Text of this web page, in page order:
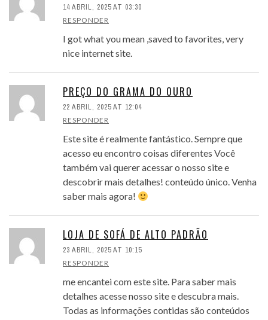
14 ABRIL, 2025 AT 03:30
RESPONDER
I got what you mean ,saved to favorites, very
nice internet site.
PREÇO DO GRAMA DO OURO
22 ABRIL, 2025 AT 12:04
RESPONDER
Este site é realmente fantástico. Sempre que
acesso eu encontro coisas diferentes Você
também vai querer acessar o nosso site e
descobrir mais detalhes! conteúdo único. Venha
saber mais agora!
LOJA DE SOFÁ DE ALTO PADRÃO
23 ABRIL, 2025 AT 10:15
RESPONDER
me encantei com este site. Para saber mais
detalhes acesse nosso site e descubra mais.
Todas as informações contidas são conteúdos